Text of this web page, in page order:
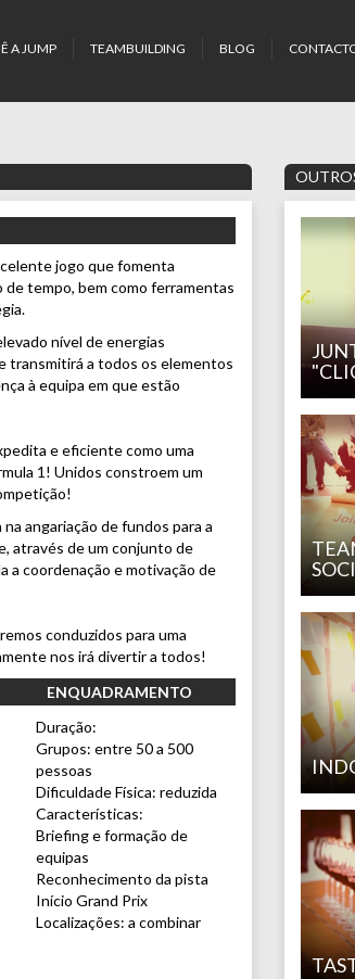
A JUMP TEAMBUILDING BLOG
jogo que fomenta
tempo, bem como ferramentas
nível de energias
transmitirá a todos os elementos
à equipa em que estão
e eficiente como uma
1! Unidos constroem um
angariação de fundos para a
através de um conjunto de
a coordenação e motivação de
conduzidos para uma
nos irá divertir a todos!
ENQUADRAMENTO
Duração:
Grupos: entre 50 a 500
pessoas
Dificuldade Física: reduzida
Características:
Briefing e formação de
equipas
Reconhecimento da pista
Início Grand Prix
Localizações: a combinar